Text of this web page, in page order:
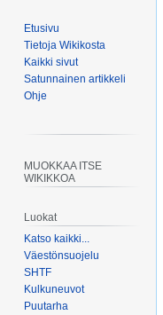
Etusivu
Tietoja Wikikosta
Kaikki sivut
Satunnainen artikkeli
Ohje
MUOKKAA ITSE
WIKIKKOA
Luokat
Katso kaikki...
Väestönsuojelu
SHTF
Kulkuneuvot
Puutarha